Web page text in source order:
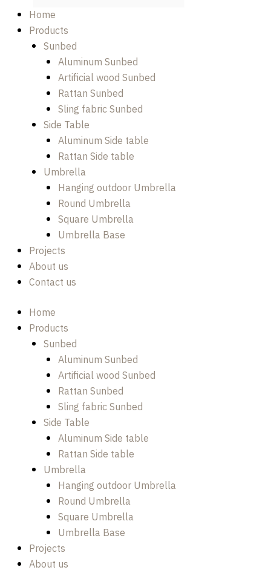
Home
Products
Sunbed
Aluminum Sunbed
Artificial wood Sunbed
Rattan Sunbed
Sling fabric Sunbed
Side Table
Aluminum Side table
Rattan Side table
Umbrella
Hanging outdoor Umbrella
Round Umbrella
Square Umbrella
Umbrella Base
Projects
About us
Contact us
Home
Products
Sunbed
Aluminum Sunbed
Artificial wood Sunbed
Rattan Sunbed
Sling fabric Sunbed
Side Table
Aluminum Side table
Rattan Side table
Umbrella
Hanging outdoor Umbrella
Round Umbrella
Square Umbrella
Umbrella Base
Projects
About us